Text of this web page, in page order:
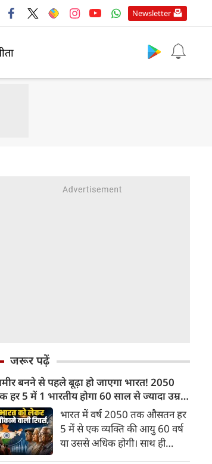
Newsletter
जरूर पढ़ें
बनने से पहले बूढ़ा हो जाएगा भारत! 2050
हर 5 में 1 भारतीय होगा 60 साल से ज्यादा उम्र
भारत में वर्ष 2050 तक औसतन हर
5 में से एक व्यक्ति की आयु 60 वर्ष
या उससे अधिक होगी। साथ ही